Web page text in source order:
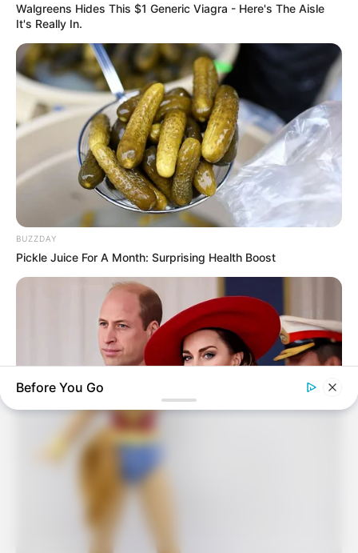
Elo7
Walgreens Hides This $1 Generic Viagra - Here's The Aisle
It's Really In.
BUZZDAY
Pickle Juice For A Month: Surprising Health Boost
William & Kate Are Not The Same Couple Anymore – Here's
Before You Go